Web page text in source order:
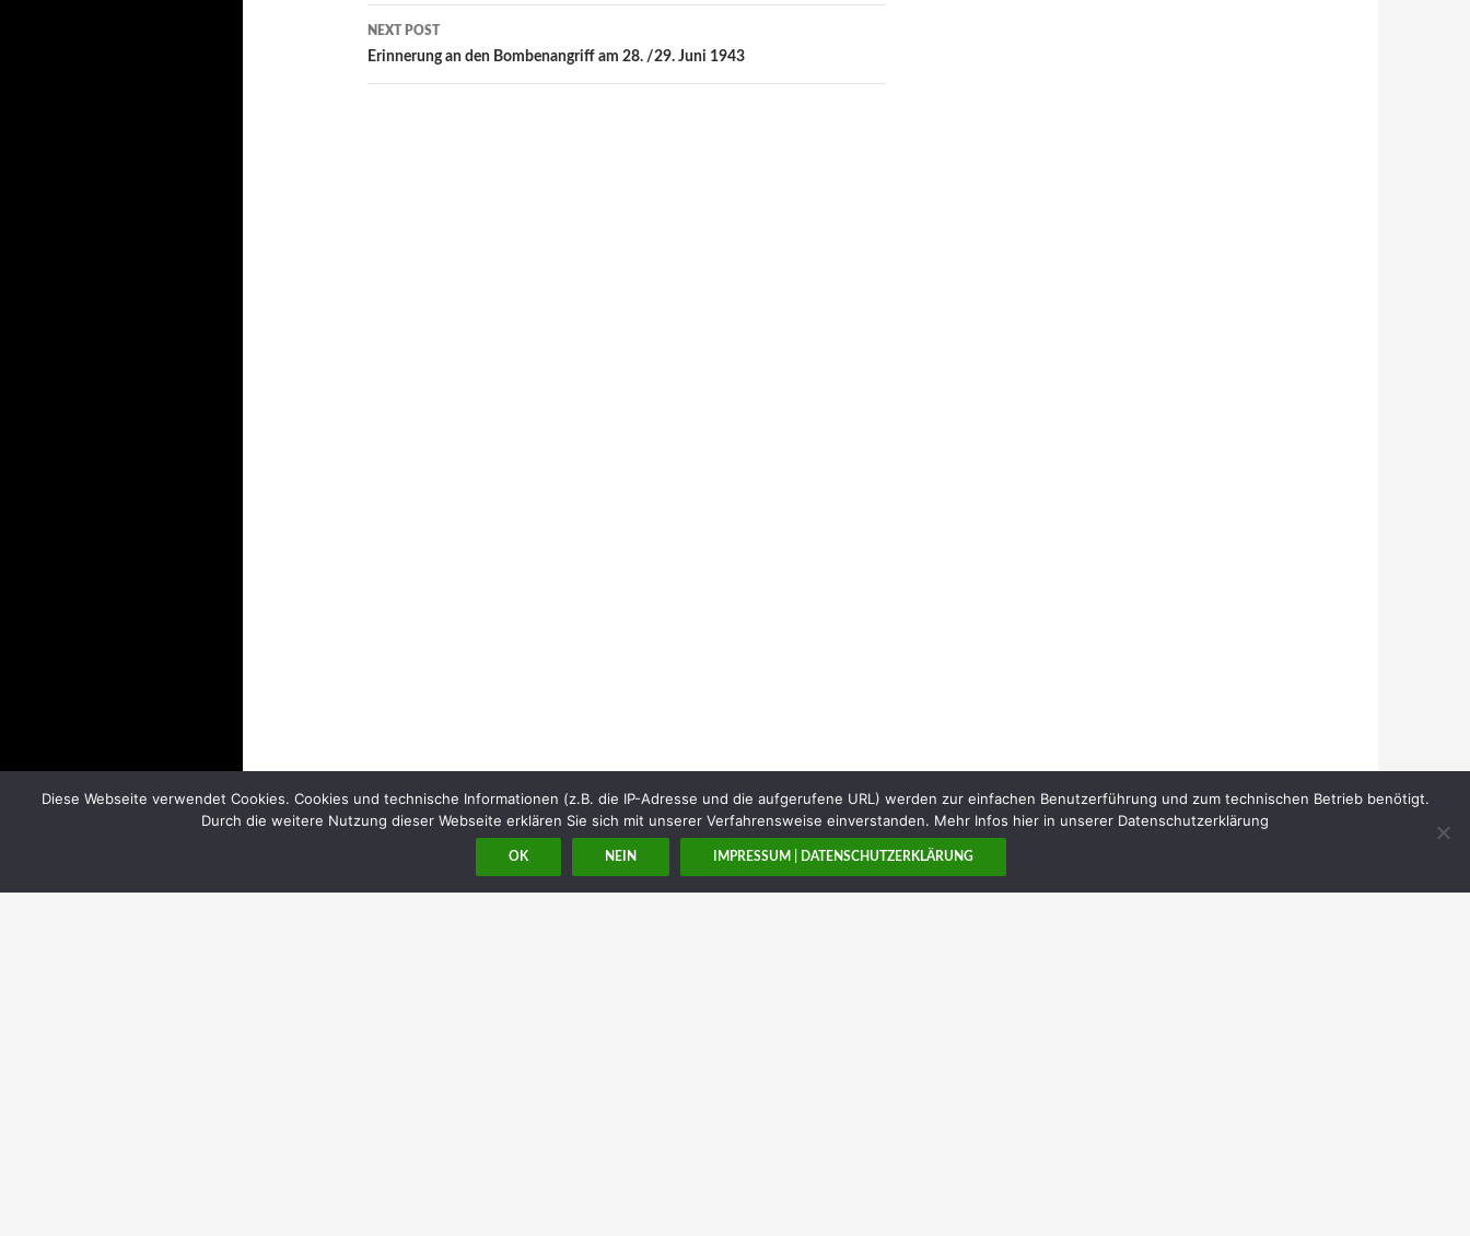
NEXT POST
Erinnerung an den Bombenangriff am 28. /29. Juni 1943
Diese Webseite verwendet Cookies. Cookies und technische Informationen (z.B. die IP-Adresse und die aufgerufene URL) werden zur einfachen Benutzerführung und zum technischen Betrieb benötigt.
Durch die weitere Nutzung dieser Webseite erklären Sie sich mit unserer Verfahrensweise einverstanden. Mehr Infos hier in unserer Datenschutzerklärung
OK NEIN IMPRESSUM | DATENSCHUTZERKLÄRUNG